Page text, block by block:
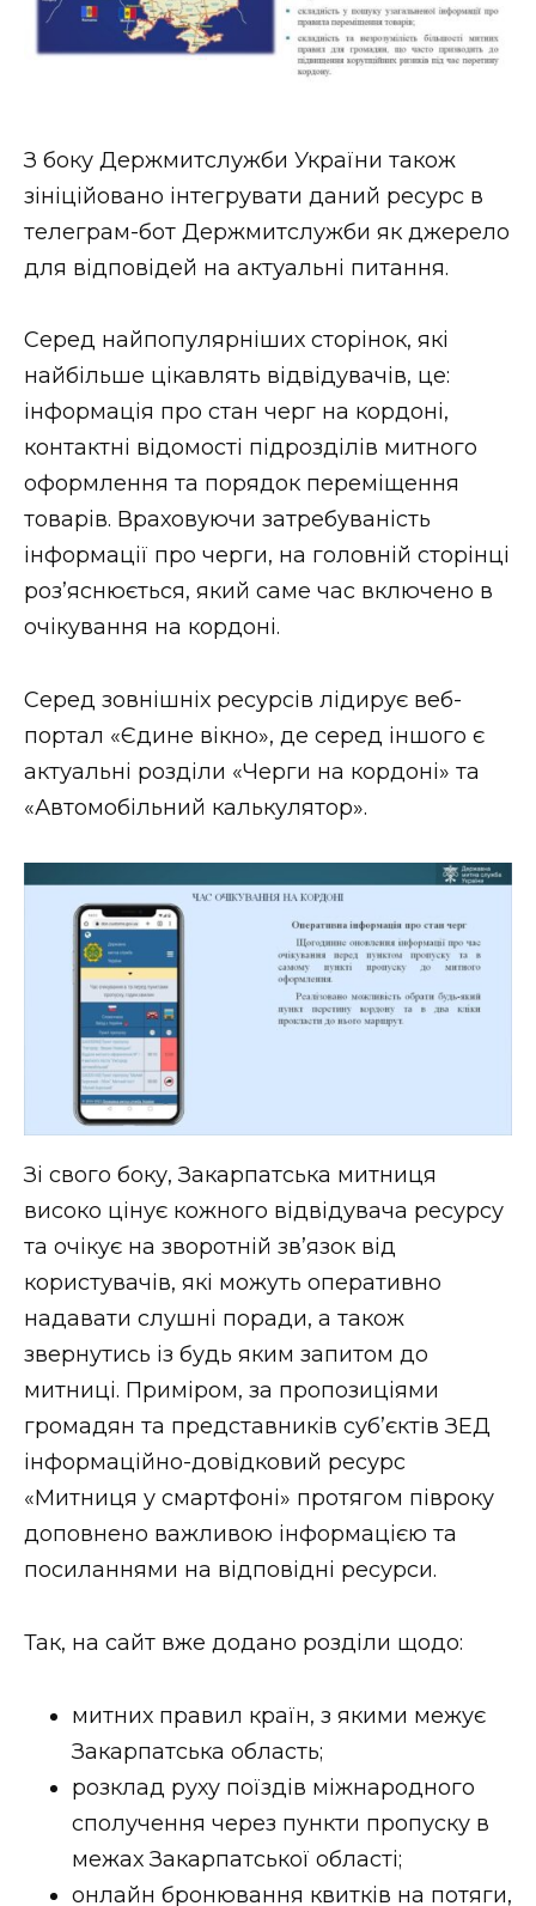
З боку Держмитслужби України також
зініційовано інтегрувати даний ресурс в
телеграм-бот Держмитслужби як джерело
для відповідей на актуальні питання.
Серед найпопулярніших сторінок, які
найбільше цікавлять відвідувачів, це:
інформація про стан черг на кордоні,
контактні відомості підрозділів митного
оформлення та порядок переміщення
товарів. Враховуючи затребуваність
інформації про черги, на головній сторінці
роз’яснюється, який саме час включено в
очікування на кордоні.
Серед зовнішніх ресурсів лідирує веб-
портал «Єдине вікно», де серед іншого є
актуальні розділи «Черги на кордоні» та
«Автомобільний калькулятор».
Зі свого боку, Закарпатська митниця
високо цінує кожного відвідувача ресурсу
та очікує на зворотній зв’язок від
користувачів, які можуть оперативно
надавати слушні поради, а також
звернутись із будь яким запитом до
митниці. Приміром, за пропозиціями
громадян та представників суб’єктів ЗЕД
інформаційно-довідковий ресурс
«Митниця у смартфоні» протягом півроку
доповнено важливою інформацією та
посиланнями на відповідні ресурси.
Так, на сайт вже додано розділи щодо:
митних правил країн, з якими межує
Закарпатська область;
розклад руху поїздів міжнародного
сполучення через пункти пропуску в
межах Закарпатської області;
онлайн бронювання квитків на потяги,